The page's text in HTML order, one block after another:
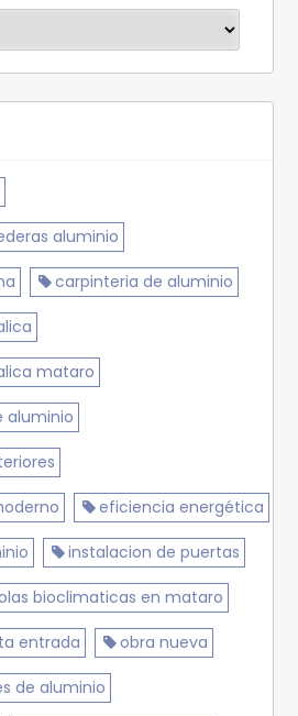
aluminio
carpinteria de aluminio
mataro
aluminio
eficiencia energética
instalacion de puertas
bioclimaticas en mataro
entrada obra nueva
de aluminio